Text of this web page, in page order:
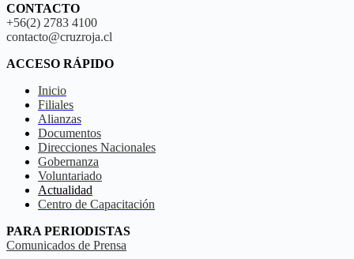
CONTACTO
+56(2) 2783 4100
contacto@cruzroja.cl
ACCESO RÁPIDO
Inicio
Filiales
Alianzas
Documentos
Direcciones Nacionales
Gobernanza
Voluntariado
Actualidad
Centro de Capacitación
PARA PERIODISTAS
Comunicados de Prensa